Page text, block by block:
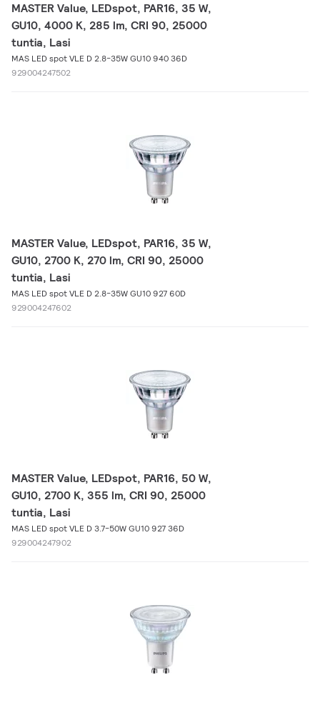
MASTER Value, LEDspot, PAR16, 35 W,
GU10, 4000 K, 285 lm, CRI 90, 25000
tuntia, Lasi
MAS LED spot VLE D 2.8-35W GU10 940 36D
929004247502
MASTER Value, LEDspot, PAR16, 35 W,
GU10, 2700 K, 270 lm, CRI 90, 25000
tuntia, Lasi
MAS LED spot VLE D 2.8-35W GU10 927 60D
929004247602
MASTER Value, LEDspot, PAR16, 50 W,
GU10, 2700 K, 355 lm, CRI 90, 25000
tuntia, Lasi
MAS LED spot VLE D 3.7-50W GU10 927 36D
929004247902